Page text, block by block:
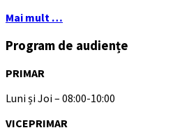
Mai mult …
Program de audiențe
PRIMAR
Luni și Joi – 08:00-10:00
VICEPRIMAR